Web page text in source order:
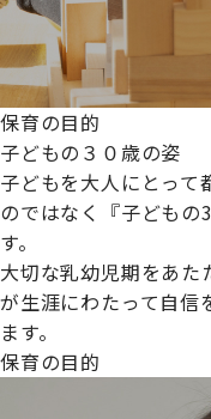
プライムスターほいく
続けられる環境づくり
【えるぼし認定(☆☆)】
保育の目的
子どもの３０歳の姿
子どもを大人にとって
のではなく『子どもの
す。
大切な乳幼児期をあた
が生涯にわたって自信
ます。
保育の目的